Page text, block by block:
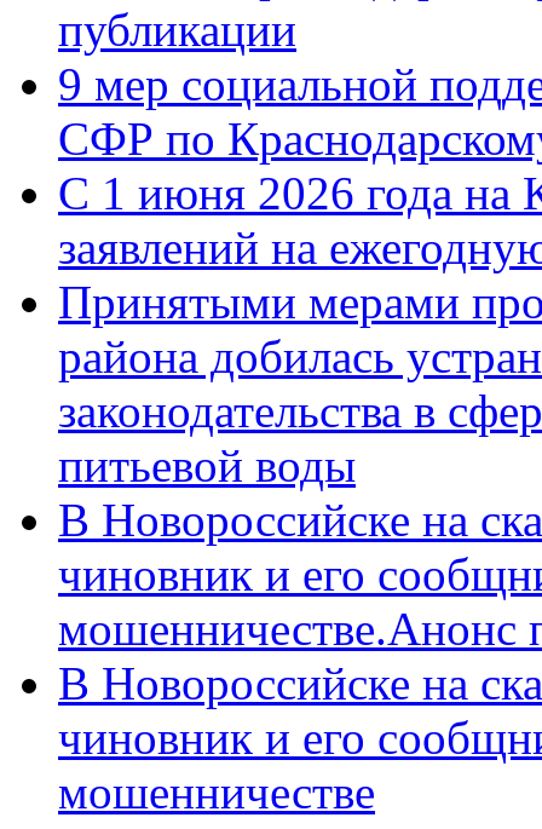
публикации
9 мер социальной
СФР по
С 1 июня 2026 года на
заявлений на
Принятыми мерами
района добилась
законодательства в
питьевой воды
В Новороссийске на
чиновник и его
мошенничестве.Анонс
В Новороссийске на
чиновник и его
мошенничестве